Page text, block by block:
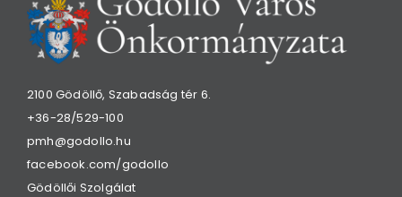
2100 Gödöllő, Szabadság tér 6.
+36-28/529-100
pmh@godollo.hu
facebook.com/godollo
Gödöllői Szolgálat